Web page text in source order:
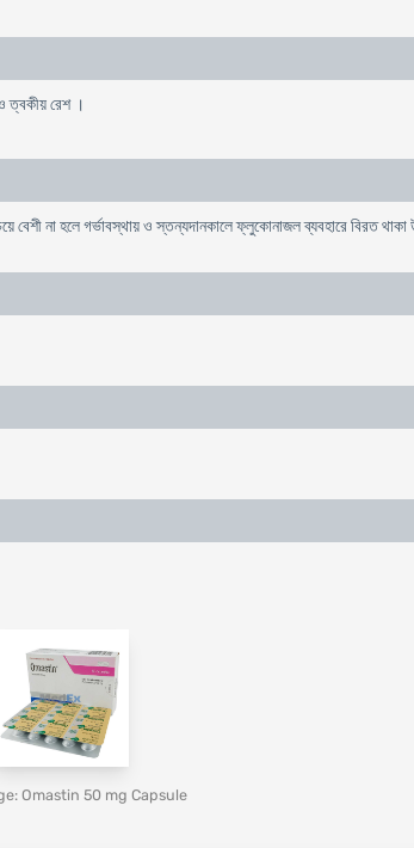
ত্বকীয় রেশ ।
না হলে গর্ভাবস্থায় ও স্তন্যদানকালে ফ্লুকোনাজল ব্যবহারে বিরত থাকা
Omastin 50 mg Capsule